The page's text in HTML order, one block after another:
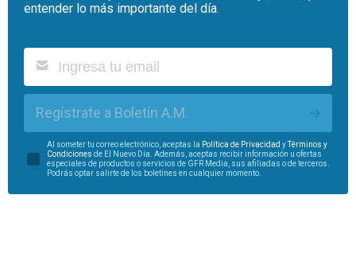
entender lo más importante del día.
Regístrate a Boletín A.M.
Al someter tu correo electrónico, aceptas la Política de Privacidad y
Términos y
Condiciones de El Nuevo Día. Además, aceptas recibir información u ofertas
especiales de productos o servicios de GFR Media, sus afiliadas o de terceros.
Podrás optar salirte de los boletines en cualquier momento.